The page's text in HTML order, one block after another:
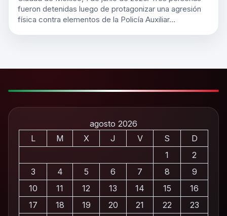
fueron detenidas luego de protagonizar una agresión
física contra elementos de la Policía Auxiliar…
agosto 2026
L
M X J V S
D
1
2
3
4 5 6 7 8
9
10
11 12 13 14 15
16
17
18 19 20 21 22
23